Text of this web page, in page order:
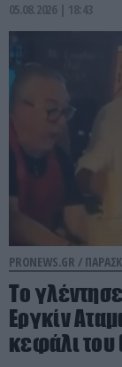
05.08.2026 | 18:43
PRONEWS.GR /
Το
Εργκίν
κεφάλι του